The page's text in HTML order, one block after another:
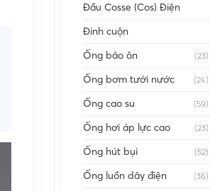
Đầu Cosse (Cos) Điện
Đinh cuộn
Ống bảo ôn (23)
Ống bơm tưới nước (24)
Ống cao su (59)
Ống hơi áp lực cao (23)
Ống hút bụi (52)
Ống luồn dây điện (36)